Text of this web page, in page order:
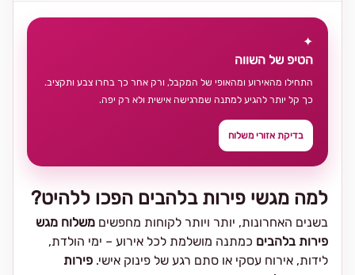
למה מגשי פירות בלהבים הפכו ללהיט?
בשנים האחרונות, יותר ויותר לקוחות מחפשים משלוח מגש
פירות בלהבים כמתנה מושלמת לכל אירוע – ימי הולדת,
לידות, אירוח עסקי או סתם רגע של פינוק אישי. פירות
✦
הטיפ של השווה
התחילו מהאירוע ומהאופי של המקבל, ורק אחר כך בחרו צבע ותקציב.
כך קל יותר להגיע למתנה שמרגישה אישית ולא רק יפה.
בדיקת אזורי משלוח